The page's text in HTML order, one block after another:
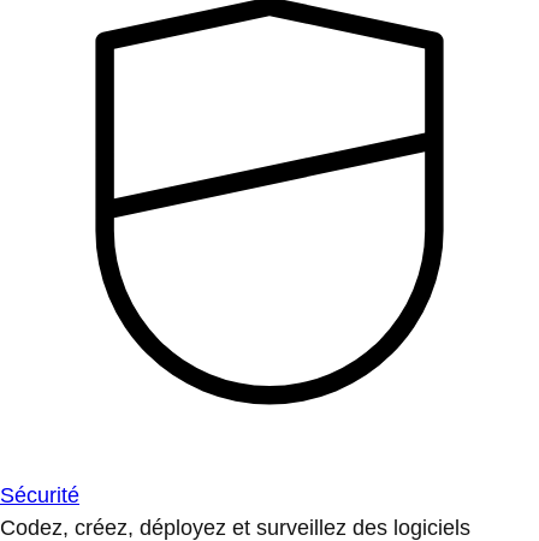
Sécurité
Codez, créez, déployez et surveillez des logiciels